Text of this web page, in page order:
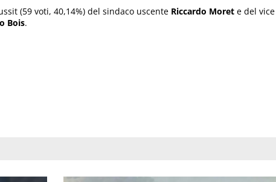
(59 voti, 40,14%) del sindaco uscente Riccardo Moret e del vice
Bois.